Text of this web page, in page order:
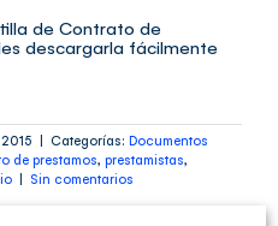
de Contrato de
descargarla fácilmente
| Categorías: Documentos
de prestamos, prestamistas,
| Sin comentarios